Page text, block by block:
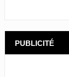
PUBLICITÉ